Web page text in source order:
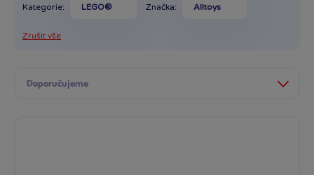
Kategorie: LEGO® Značka: Alltoys
Zrušit vše